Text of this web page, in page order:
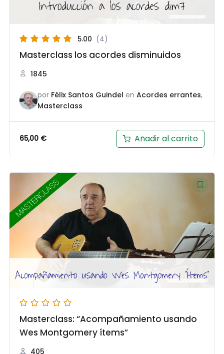
5.00 (4)
Masterclass los acordes disminuidos
1845
por Félix Santos Guindel en Acordes errantes,
Masterclass
65,00 € Añadir al carrito
Masterclass: “Acompañamiento usando
Wes Montgomery ítems”
405